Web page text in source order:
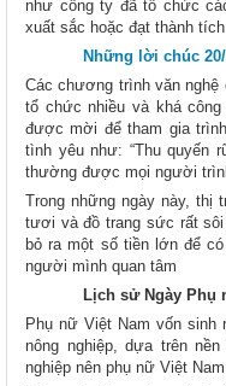
như công ty đã tổ chức
xuất sắc hoặc đạt thành
Những lời chúc
Các chương trình văn nghệ
tổ chức nhiều và khá
được mời để tham gia
tình yêu như: “Thu quyến
thường được mọi người
Trong những ngày này, thị
tươi và đồ trang sức rất
bỏ ra một số tiền lớn để
người mình quan tâm
Lịch sử Ngày Phụ nữ
Phụ nữ Việt Nam vốn
nông nghiệp, dựa trên
nghiệp nên phụ nữ Việt